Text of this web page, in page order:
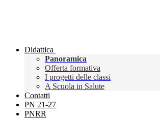
Didattica
Panoramica
Offerta formativa
I progetti delle classi
A Scuola in Salute
Contatti
PN 21-27
PNRR